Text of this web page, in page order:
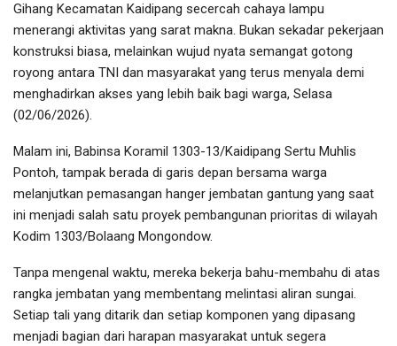
Gihang Kecamatan Kaidipang secercah cahaya lampu
menerangi aktivitas yang sarat makna. Bukan sekadar pekerjaan
konstruksi biasa, melainkan wujud nyata semangat gotong
royong antara TNI dan masyarakat yang terus menyala demi
menghadirkan akses yang lebih baik bagi warga, Selasa
(02/06/2026).
Malam ini, Babinsa Koramil 1303-13/Kaidipang Sertu Muhlis
Pontoh, tampak berada di garis depan bersama warga
melanjutkan pemasangan hanger jembatan gantung yang saat
ini menjadi salah satu proyek pembangunan prioritas di wilayah
Kodim 1303/Bolaang Mongondow.
Tanpa mengenal waktu, mereka bekerja bahu-membahu di atas
rangka jembatan yang membentang melintasi aliran sungai.
Setiap tali yang ditarik dan setiap komponen yang dipasang
menjadi bagian dari harapan masyarakat untuk segera